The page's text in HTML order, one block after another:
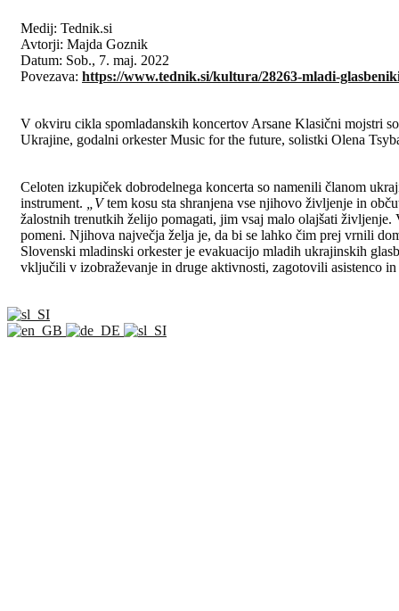
Medij: Tednik.si
Avtorji: Majda Goznik
Datum: Sob., 7. maj. 2022
Povezava: https://www.tednik.si/kultura/28263-mladi-
V okviru cikla spomladanskih koncertov Arsane Klasični mojstri
Ukrajine, godalni orkesterMusic for the future, solistki Olena
Celoten izkupiček dobrodelnega koncerta so namenili članom
instrument.
„Vtem kosu sta shranjena vse njihovo življenje in
žalostnih trenutkih želijo pomagati, jim vsaj malo olajšati
pomeni. Njihova največja želja je, da bi se lahko čim prej vrnili
Slovenski mladinski orkesterje evakuacijo mladih ukrajinskih
vključili v izobraževanje in druge aktivnosti, zagotovili asistenco